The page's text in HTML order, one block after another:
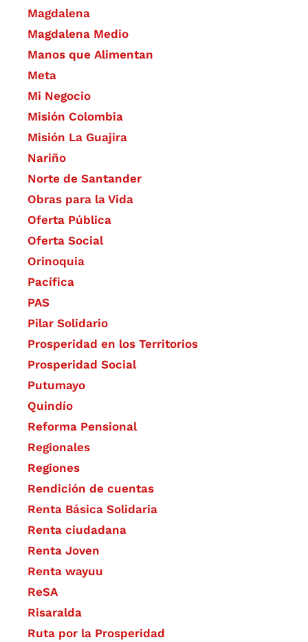
Magdalena
Magdalena Medio
Manos que Alimentan
Meta
Mi Negocio
Misión Colombia
Misión La Guajira
Nariño
Norte de Santander
Obras para la Vida
Oferta Pública
Oferta Social​​
Orinoquia
Pacífica
PAS
Pilar Solidario
Prosperidad en los Territorios
Prosperidad Social
Putumayo
Quindío
Reforma Pensional
Regionales
Regiones
Rendición de cuentas
Renta Básica Solidaria
Renta ciudadana
Renta Joven
Renta wayuu
ReSA
Risaralda
Ruta por la Prosperidad